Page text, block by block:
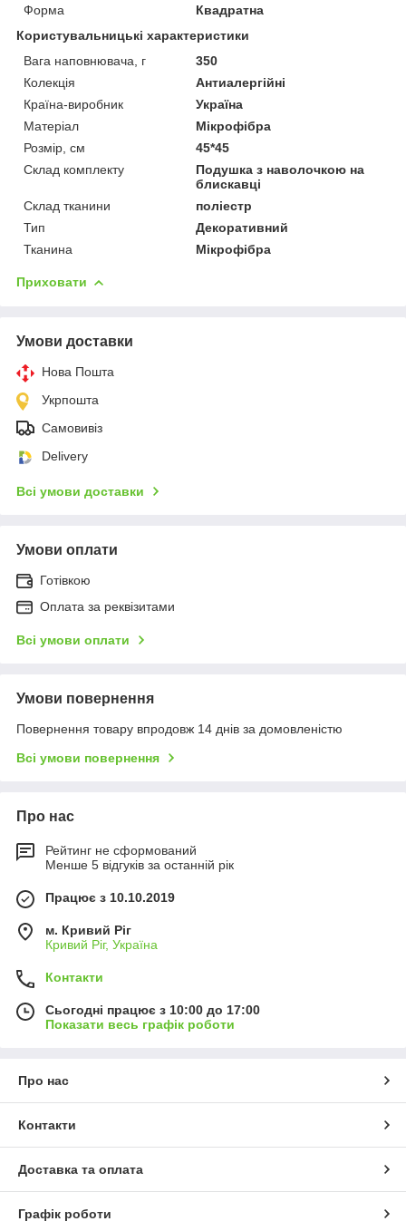
Форма
Квадратна
Користувальницькі характеристики
Вага наповнювача, г
350
Колекція
Антиалергійні
Країна-виробник
Україна
Матеріал
Мікрофібра
Розмір, см
45*45
Склад комплекту
Подушка з наволочкою на
блискавці
Склад тканини
поліестр
Тип
Декоративний
Тканина
Мікрофібра
Приховати
Умови доставки
Нова Пошта
Укрпошта
Самовивіз
Delivery
Всі умови доставки
Умови оплати
Готівкою
Оплата за реквізитами
Всі умови оплати
Умови повернення
Повернення товару впродовж 14 днів за домовленістю
Всі умови повернення
Про нас
Рейтинг не сформований
Менше 5 відгуків за останній рік
Працює з 10.10.2019
м. Кривий Ріг
Кривий Ріг, Україна
Контакти
Сьогодні працює з 10:00 до 17:00
Показати весь графік роботи
Про нас
Контакти
Доставка та оплата
Графік роботи